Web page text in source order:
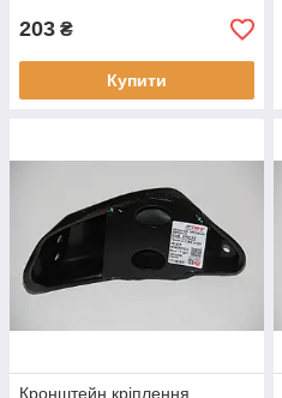
203 ₴
Купити
Кронштейн кріплення